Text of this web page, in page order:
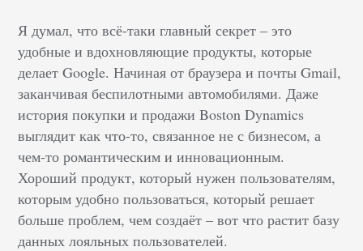
Я думал, что всё-таки главный секрет– это
удобные и вдохновляющие продукты, которые
делает Google. Начиная от браузера и почты Gmail,
заканчивая беспилотными автомобилями. Даже
история покупки и продажи Boston Dynamics
выглядит как что-то, связанное не с бизнесом, а
чем-то романтическим и инновационным.
Хороший продукт, который нужен пользователям,
которым удобно пользоваться, который решает
больше проблем, чем создаёт– вот что растит базу
данных лояльных пользователей.